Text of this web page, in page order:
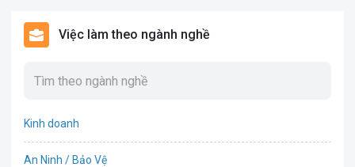
Việc làm theo ngành nghề
Kinh doanh
An Ninh / Bảo Vệ